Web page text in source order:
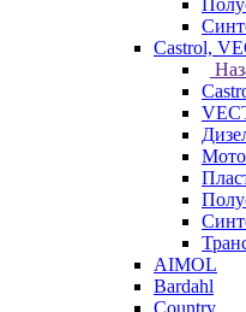
Castrol,
Мото
AIMOL
Bardahl
Country